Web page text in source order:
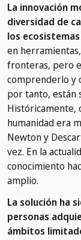
La innovación
diversidad de
los
en
fronteras, pero
comprenderlo y
por tanto, están
Históricamente,
humanidad era
Newton y
vez. En la
conocimiento
amplio.
La solución ha
personas
ámbitos